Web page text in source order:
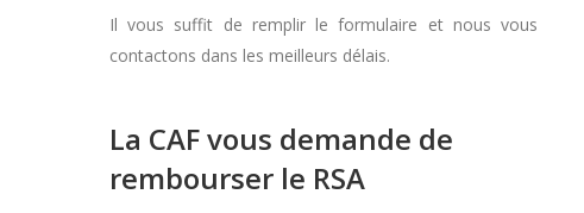
Il vous suffit de remplir le formulaire et nous vous
contactons dans les meilleurs délais.
La CAF vous demande de
rembourser le RSA